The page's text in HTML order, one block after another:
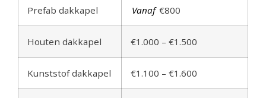
Prefab dakkapel Vanaf €800
Houten dakkapel €1.000 – €1.500
Kunststof dakkapel €1.100 – €1.600